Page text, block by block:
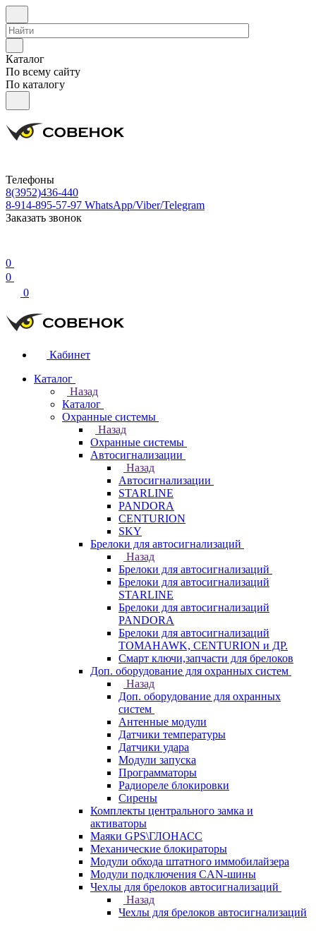
Каталог
По всему сайту
По каталогу
Телефоны
8(3952)436-440
8-914-895-57-97 WhatsApp/Viber/Telegram
Заказать звонок
0
0
0
Кабинет
Каталог
Назад
Каталог
Охранные системы
Назад
Охранные системы
Автосигнализации
Назад
Автосигнализации
STARLINE
PANDORA
CENTURION
SKY
Брелоки для автосигнализаций
Назад
Брелоки для автосигнализаций
Брелоки для автосигнализаций
STARLINE
Брелоки для автосигнализаций
PANDORA
Брелоки для автосигнализаций
TOMAHAWK, CENTURION и ДР.
Смарт ключи,запчасти для брелоков
Доп. оборудование для охранных систем
Назад
Доп. оборудование для охранных
систем
Антенные модули
Датчики температуры
Датчики удара
Модули запуска
Программаторы
Радиореле блокировки
Сирены
Комплекты центрального замка и
активаторы
Маяки GPS\ГЛОНАСС
Механические блокираторы
Модули обхода штатного иммобилайзера
Модули подключения CAN-шины
Чехлы для брелоков автосигнализаций
Назад
Чехлы для брелоков автосигнализаций